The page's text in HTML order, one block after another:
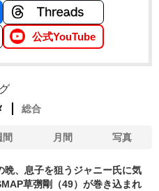
公式YouTube
総合
間 月間 写真
晩、息子を狙うジャニー氏に気
草彅剛（49）が巻き込まれ